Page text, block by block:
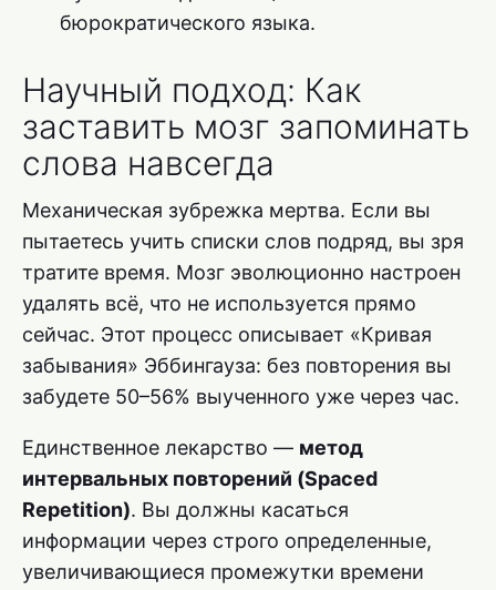
бюрократического языка.
Научный подход: Как
заставить мозг запоминать
слова навсегда
Механическая зубрежка мертва. Если вы
пытаетесь учить списки слов подряд, вы зря
тратите время. Мозг эволюционно настроен
удалять всё, что не используется прямо
сейчас. Этот процесс описывает «Кривая
забывания» Эббингауза: без повторения вы
забудете 50–56% выученного уже через час.
Единственное лекарство — метод
интервальных повторений (Spaced
Repetition). Вы должны касаться
информации через строго определенные,
увеличивающиеся промежутки времени